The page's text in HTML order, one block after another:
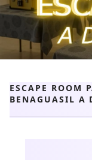
ESCAPE ROOM
BENAGUASIL A